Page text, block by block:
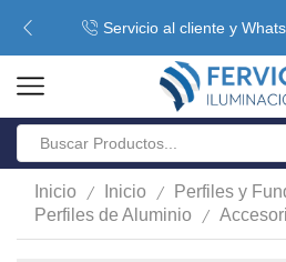
Servicio al cliente y
Inicio / Inicio / Perfiles y
Perfiles de Aluminio /